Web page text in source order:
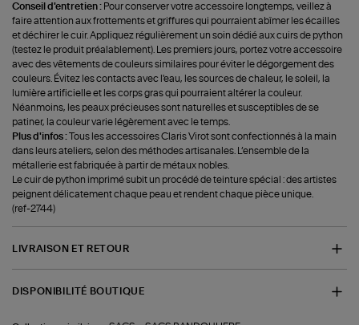
Conseil d'entretien : Pour conserver votre accessoire longtemps, veillez à
faire attention aux frottements et griffures qui pourraient abîmer les écailles
et déchirer le cuir. Appliquez régulièrement un soin dédié aux cuirs de python
(testez le produit préalablement). Les premiers jours, portez votre accessoire
avec des vêtements de couleurs similaires pour éviter le dégorgement des
couleurs. Évitez les contacts avec l'eau, les sources de chaleur, le soleil, la
lumière artificielle et les corps gras qui pourraient altérer la couleur.
Néanmoins, les peaux précieuses sont naturelles et susceptibles de se
patiner, la couleur varie légèrement avec le temps.
Plus d'infos :Tous les accessoires Claris Virot sont confectionnés à la main
dans leurs ateliers, selon des méthodes artisanales. L’ensemble de la
métallerie est fabriquée à partir de métaux nobles.
Le cuir de python imprimé subit un procédé de teinture spécial : des artistes
peignent délicatement chaque peau et rendent chaque pièce unique.
(ref-2744)
LIVRAISON ET RETOUR
DISPONIBILITÉ BOUTIQUE